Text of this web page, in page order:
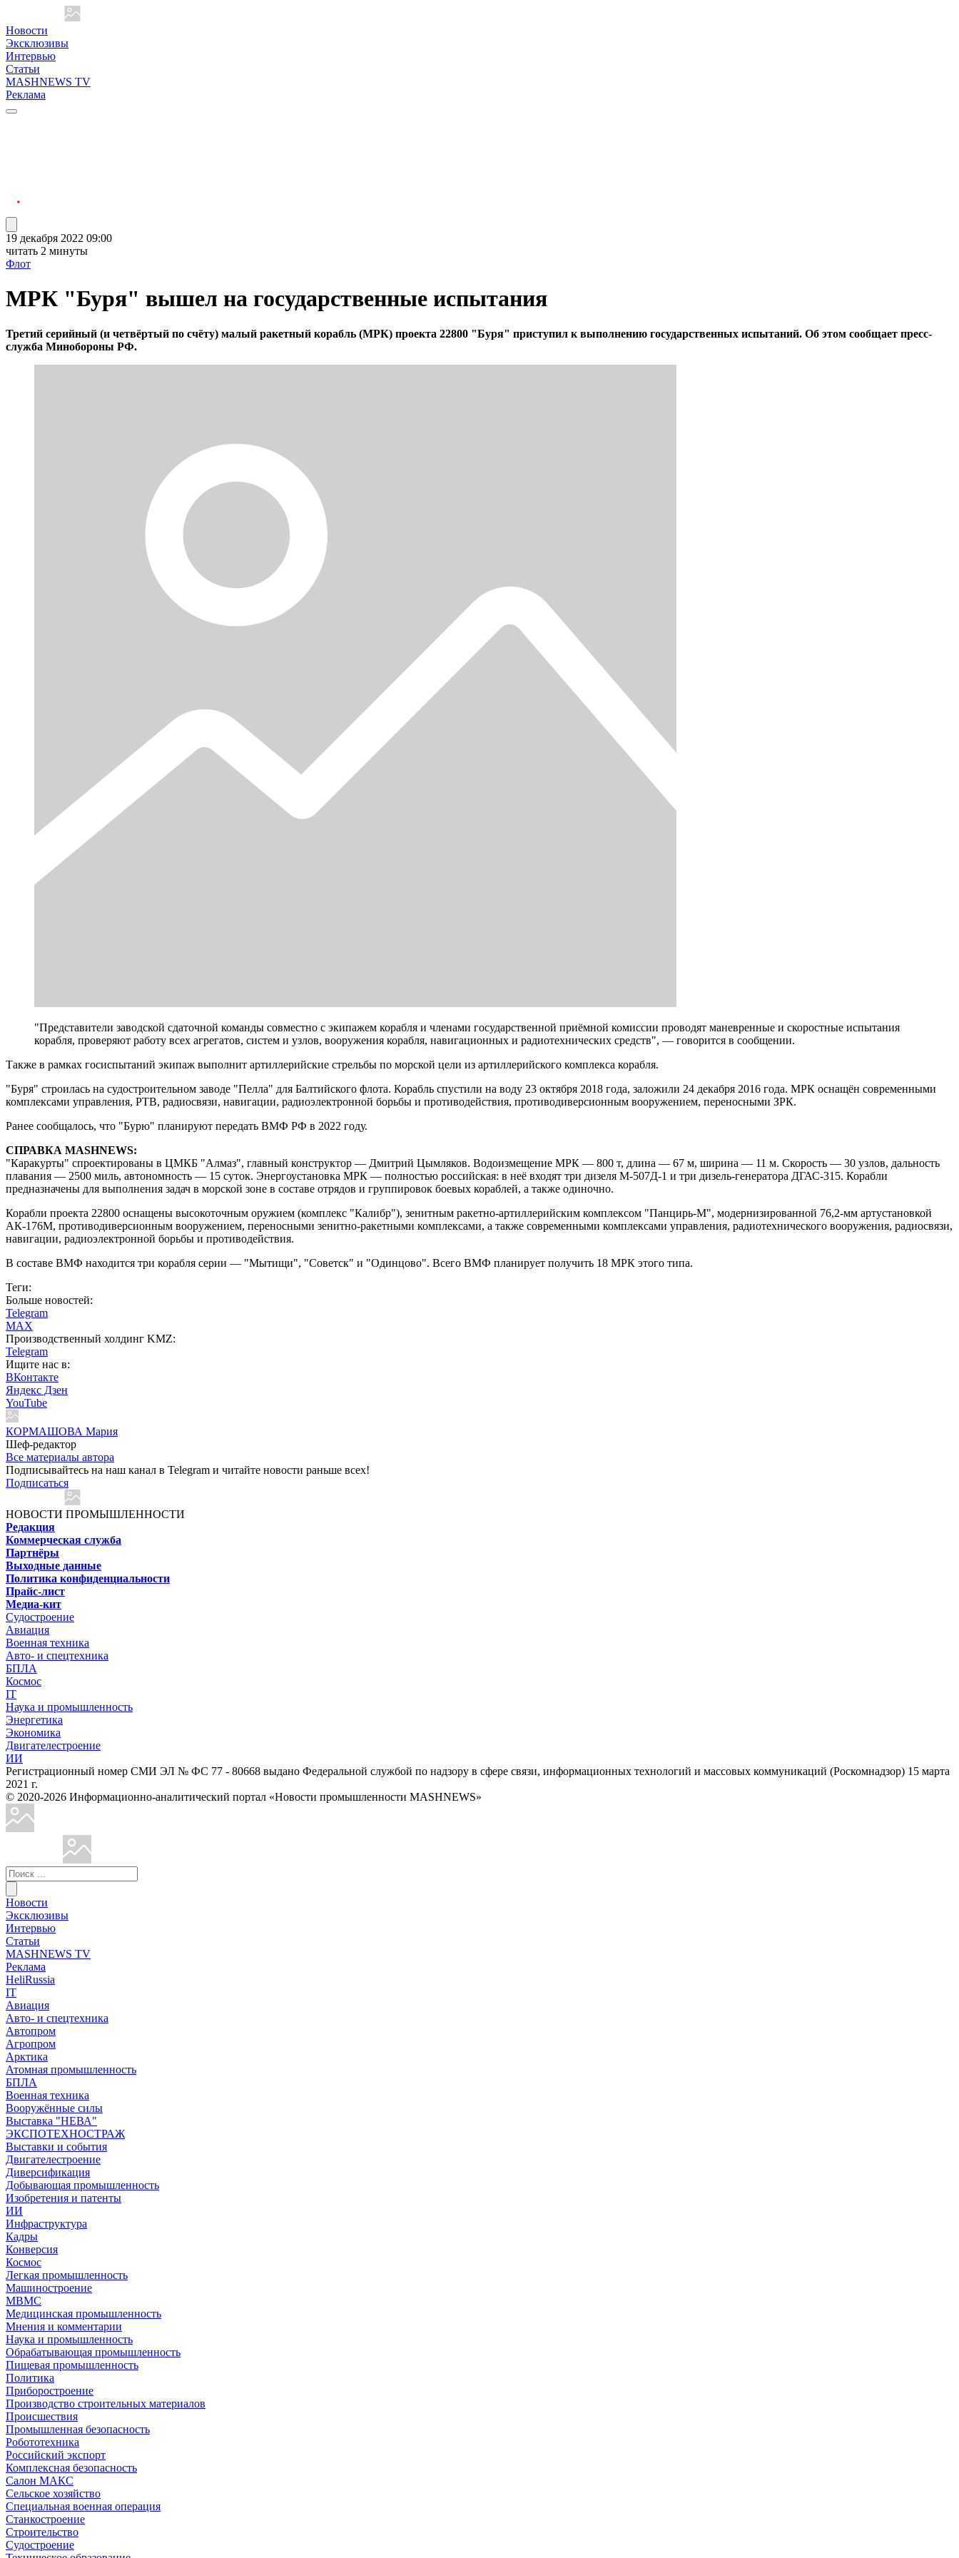
Новости
Эксклюзивы
Интервью
Статьи
MASHNEWS TV
Реклама
19 декабря 2022 09:00
читать 2 минуты
Флот
МРК "Буря" вышел на государственные испытания
Третий серийный (и четвёртый по счёту) малый ракетный корабль (МРК) проекта 22800 "Буря" приступил к выполнению государственных испытаний. Об этом сообщает пресс-
служба Минобороны РФ.
"Представители заводской сдаточной команды совместно с экипажем корабля и членами государственной приёмной комиссии проводят маневренные и скоростные испытания
корабля, проверяют работу всех агрегатов, систем и узлов, вооружения корабля, навигационных и радиотехнических средств", — говорится в сообщении.
Также в рамках госиспытаний экипаж выполнит артиллерийские стрельбы по морской цели из артиллерийского комплекса корабля.
"Буря" строилась на судостроительном заводе "Пелла" для Балтийского флота. Корабль спустили на воду 23 октября 2018 года, заложили 24 декабря 2016 года. МРК оснащён современными
комплексами управления, РТВ, радиосвязи, навигации, радиоэлектронной борьбы и противодействия, противодиверсионным вооружением, переносными ЗРК.
Ранее сообщалось, что "Бурю" планируют передать ВМФ РФ в 2022 году.
СПРАВКА MASHNEWS:
"Каракурты" спроектированы в ЦМКБ "Алмаз", главный конструктор — Дмитрий Цымляков. Водоизмещение МРК — 800 т, длина — 67 м, ширина — 11 м. Скорость — 30 узлов, дальность
плавания — 2500 миль, автономность — 15 суток. Энергоустановка МРК — полностью российская: в неё входят три дизеля М-507Д-1 и три дизель-генератора ДГАС-315. Корабли
предназначены для выполнения задач в морской зоне в составе отрядов и группировок боевых кораблей, а также одиночно.
Корабли проекта 22800 оснащены высокоточным оружием (комплекс "Калибр"), зенитным ракетно-артиллерийским комплексом "Панцирь-М", модернизированной 76,2-мм артустановкой
АК-176М, противодиверсионным вооружением, переносными зенитно-ракетными комплексами, а также современными комплексами управления, радиотехнического вооружения, радиосвязи,
навигации, радиоэлектронной борьбы и противодействия.
В составе ВМФ находится три корабля серии — "Мытищи", "Советск" и "Одинцово". Всего ВМФ планирует получить 18 МРК этого типа.
Теги:
Больше новостей:
Telegram
MAX
Производственный холдинг KMZ:
Telegram
Ищите нас в:
ВКонтакте
Яндекс Дзен
YouTube
КОРМАШОВА Мария
Шеф-редактор
Все материалы автора
Подписывайтесь на наш канал в Telegram и читайте новости раньше всех!
Подписаться
НОВОСТИ ПРОМЫШЛЕННОСТИ
Редакция
Коммерческая служба
Партнёры
Выходные данные
Политика конфиденциальности
Прайс-лист
Медиа-кит
Судостроение
Авиация
Военная техника
Авто- и спецтехника
БПЛА
Космос
IT
Наука и промышленность
Энергетика
Экономика
Двигателестроение
ИИ
Регистрационный номер СМИ ЭЛ № ФС 77 - 80668 выдано Федеральной службой по надзору в сфере связи, информационных технологий и массовых коммуникаций (Роскомнадзор) 15 марта
2021 г.
© 2020-2026 Информационно-аналитический портал «Новости промышленности MASHNEWS»
Новости
Эксклюзивы
Интервью
Статьи
MASHNEWS TV
Реклама
HeliRussia
IT
Авиация
Авто- и спецтехника
Автопром
Агропром
Арктика
Атомная промышленность
БПЛА
Военная техника
Вооружённые силы
Выставка "НЕВА"
ЭКСПОТЕХНОСТРАЖ
Выставки и события
Двигателестроение
Диверсификация
Добывающая промышленность
Изобретения и патенты
ИИ
Инфраструктура
Кадры
Конверсия
Космос
Легкая промышленность
Машиностроение
МВМС
Медицинская промышленность
Мнения и комментарии
Наука и промышленность
Обрабатывающая промышленность
Пищевая промышленность
Политика
Приборостроение
Производство строительных материалов
Происшествия
Промышленная безопасность
Робототехника
Российский экспорт
Комплексная безопасность
Салон МАКС
Сельское хозяйство
Специальная военная операция
Станкостроение
Строительство
Судостроение